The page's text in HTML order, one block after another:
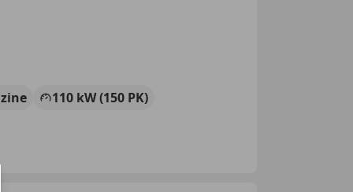
110 kW (150 PK)